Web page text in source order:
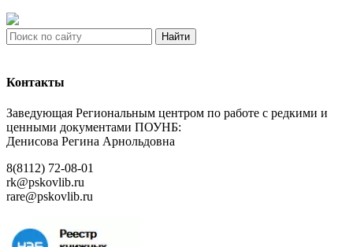
Найти
Контакты
Заведующая Региональным центром по работе с редкими и
ценными документами ПОУНБ:
Денисова Регина Арнольдовна
8(8112) 72-08-01
rk@pskovlib.ru
rare@pskovlib.ru